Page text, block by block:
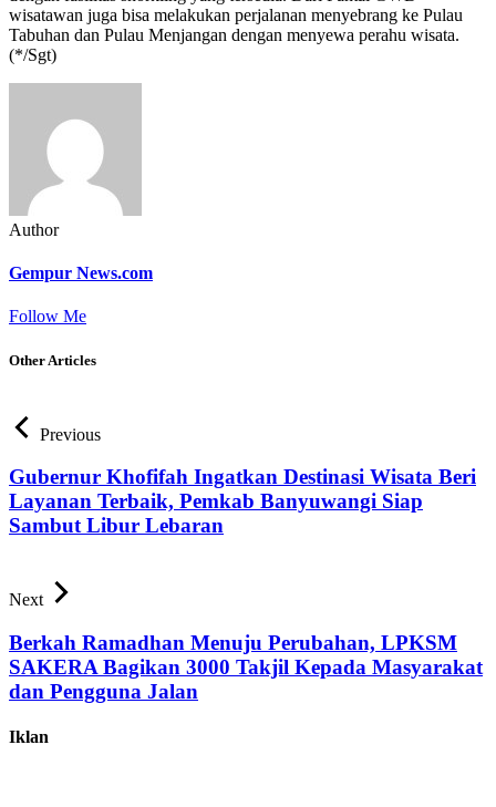
wisatawan juga bisa melakukan perjalanan menyebrang ke Pulau
Tabuhan dan Pulau Menjangan dengan menyewa perahu wisata.
(*/Sgt)
Author
Gempur News.com
Follow Me
Other Articles
Previous
Gubernur Khofifah Ingatkan Destinasi Wisata Beri
Layanan Terbaik, Pemkab Banyuwangi Siap
Sambut Libur Lebaran
Next
Berkah Ramadhan Menuju Perubahan, LPKSM
SAKERA Bagikan 3000 Takjil Kepada Masyarakat
dan Pengguna Jalan
Iklan